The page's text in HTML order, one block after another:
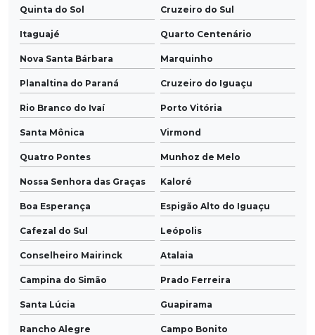
Quinta do Sol Cruzeiro do Sul
Itaguajé Quarto Centenário
Nova Santa Bárbara Marquinho
Planaltina do Paraná Cruzeiro do Iguaçu
Rio Branco do Ivaí Porto Vitória
Santa Mônica Virmond
Quatro Pontes Munhoz de Melo
Nossa Senhora das Graças Kaloré
Boa Esperança Espigão Alto do Iguaçu
Cafezal do Sul Leópolis
Conselheiro Mairinck Atalaia
Campina do Simão Prado Ferreira
Santa Lúcia Guapirama
Rancho Alegre Campo Bonito